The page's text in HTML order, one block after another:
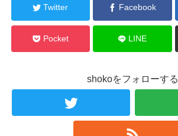
Twitter Facebook
Pocket LINE
shokoをフォローする